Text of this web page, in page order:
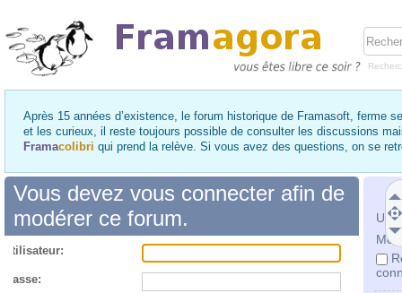
Après 15 années d’existence, le forum historique de Framasoft, ferme
et les curieux, il reste toujours possible de consulter les discussions
Framacolibri qui prend la relève. Si vous avez des questions, on se
Mot
Vous devez vous connecter afin de
modérer ce forum.
passe: